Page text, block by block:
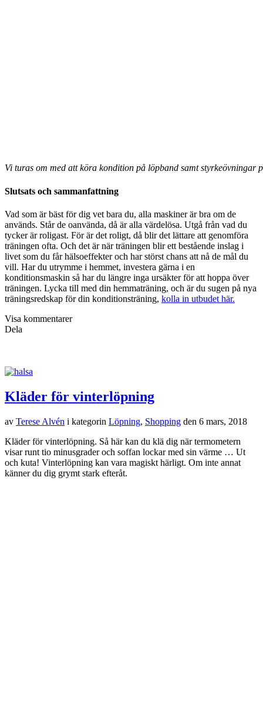
Vi turas om med att köra kondition på löpband samt styrkeövningar
Slutsats och sammanfattning
Vad som är bäst för dig vet bara du, alla maskiner är bra om de
används. Står de oanvända, då är alla värdelösa. Utgå från vad du
tycker är roligast. För är det roligt, då blir det lättare att genomföra
träningen ofta. Och det är när träningen blir ett bestående inslag i
livet som du får hälsoeffekter och har störst chans att nå de mål du
vill. Har du utrymme i hemmet, investera gärna i en
konditionsmaskin så har du längre inga ursäkter för att hoppa över
träningen. Lycka till med din hemmaträning, och är du sugen på nya
träningsredskap för din konditionsträning, kolla in utbudet här.
Visa kommentarer
Dela
Kläder för vinterlöpning
av Terese Alvén i kategorin Löpning, Shopping den 6 mars, 2018
Kläder för vinterlöpning. Så här kan du klä dig när termometern
visar runt tio minusgrader och soffan lockar med sin värme … Ut
och kuta! Vinterlöpning kan vara magiskt härligt. Om inte annat
känner du dig grymt stark efteråt.